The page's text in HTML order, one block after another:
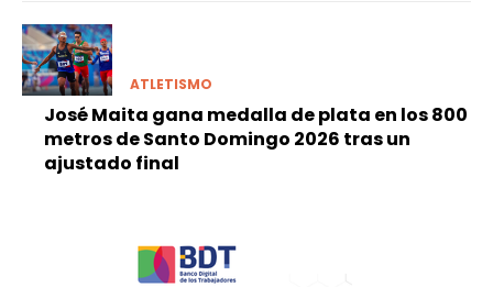
ATLETISMO
José Maita gana medalla de plata en los 800
metros de Santo Domingo 2026 tras un
ajustado final